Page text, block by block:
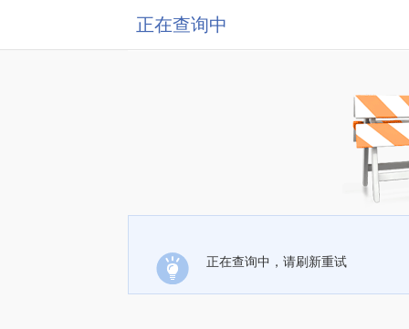
正在查询中
正在查询中，请刷新重试